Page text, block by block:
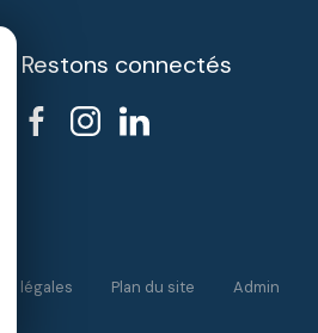
Restons connectés
légales Plan du site Admin